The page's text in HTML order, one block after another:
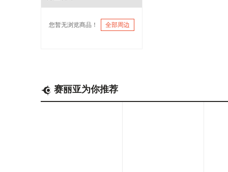
您暂无浏览商品！ 全部周边
赛丽亚为你推荐